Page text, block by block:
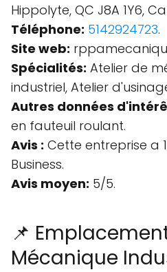
Hippolyte, QC J8A 1Y6,
Téléphone: 5142924723.
Site web:
Spécialités: Atelier de
industriel, Atelier
Autres données
en fauteuil roulant.
Avis : Cette entreprise a
Business.
Avis moyen: 5/5.
📌
Mécanique